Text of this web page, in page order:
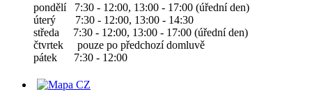
pondělí 7:30 - 12:00, 13:00 - 17:00 (úřední den)
úterý 7:30 - 12:00, 13:00 - 14:30
středa 7:30 - 12:00, 13:00 - 17:00 (úřední den)
čtvrtek pouze po předchozí domluvě
pátek 7:30 - 12:00